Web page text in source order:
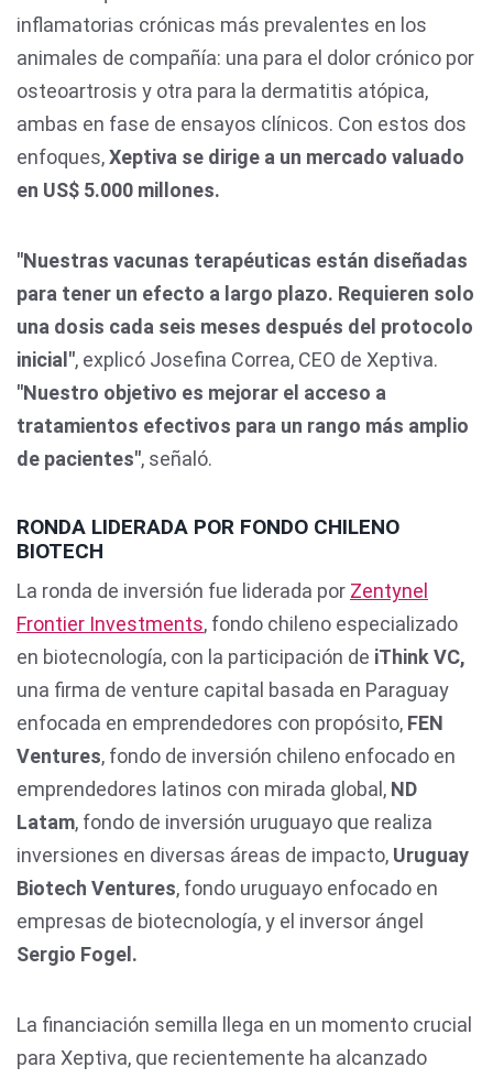
inflamatorias crónicas más prevalentes en los
animales de compañía: una para el dolor crónico por
osteoartrosis y otra para la dermatitis atópica,
ambas en fase de ensayos clínicos. Con estos dos
enfoques,Xeptiva se dirige a un mercado valuado
en US$ 5.000 millones.
"Nuestras vacunas terapéuticas están diseñadas
para tener un efecto a largo plazo. Requieren solo
una dosis cada seis meses después del protocolo
inicial", explicó Josefina Correa, CEO de Xeptiva.
"Nuestro objetivo es mejorar el acceso a
tratamientos efectivos para un rango más amplio
de pacientes", señaló.
RONDA LIDERADA POR FONDO CHILENO
BIOTECH
La ronda de inversión fue liderada por Zentynel
Frontier Investments, fondo chileno especializado
en biotecnología, con la participación de iThink VC,
una firma de venture capital basada en Paraguay
enfocada en emprendedores con propósito, FEN
Ventures, fondo de inversión chileno enfocado en
emprendedores latinos con mirada global, ND
Latam, fondo de inversión uruguayo que realiza
inversiones en diversas áreas de impacto, Uruguay
Biotech Ventures, fondo uruguayo enfocado en
empresas de biotecnología, y el inversor ángel
Sergio Fogel.
La financiación semilla llega en un momento crucial
para Xeptiva, que recientemente ha alcanzado